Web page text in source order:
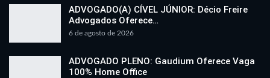
ADVOGADO(A) CÍVEL JÚNIOR: Décio Freire
Advogados Oferece…
6 de agosto de 2026
ADVOGADO PLENO: Gaudium Oferece Vaga
100% Home Office